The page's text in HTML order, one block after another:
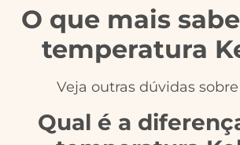
O que mais
temperatura
Veja outras dúvidas
Qual é a